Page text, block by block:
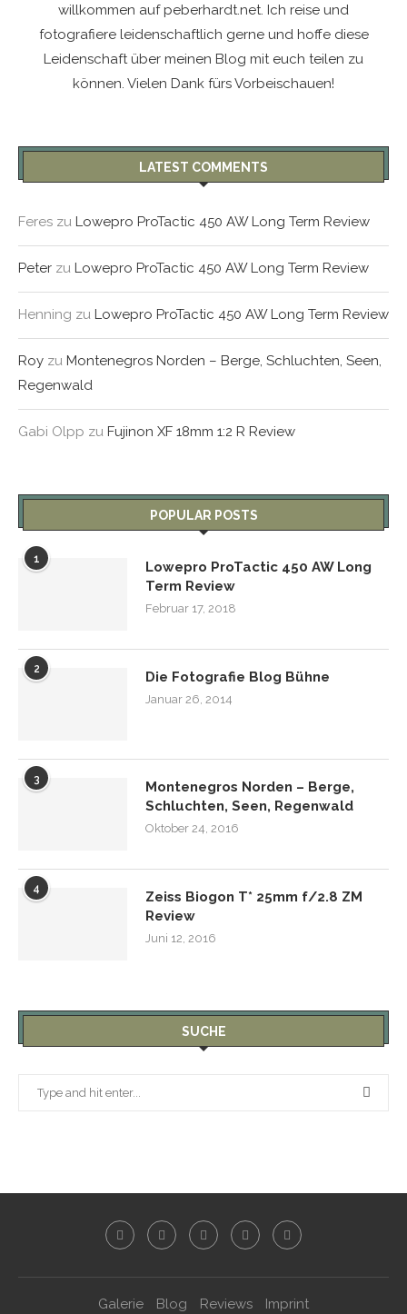
willkommen auf peberhardt.net. Ich reise und
fotografiere leidenschaftlich gerne und hoffe diese
Leidenschaft über meinen Blog mit euch teilen zu
können. Vielen Dank fürs Vorbeischauen!
LATEST COMMENTS
Feres zu Lowepro ProTactic 450 AW Long Term Review
Peter zu Lowepro ProTactic 450 AW Long Term Review
Henning zu Lowepro ProTactic 450 AW Long Term Review
Roy zu Montenegros Norden – Berge, Schluchten, Seen,
Regenwald
Gabi Olpp zu Fujinon XF 18mm 1:2 R Review
POPULAR POSTS
1
Lowepro ProTactic 450 AW Long
Term Review
Februar 17, 2018
2 Die Fotografie Blog Bühne
Januar 26, 2014
3
Montenegros Norden – Berge,
Schluchten, Seen, Regenwald
Oktober 24, 2016
4
Zeiss Biogon T* 25mm f/2.8 ZM
Review
Juni 12, 2016
SUCHE
Galerie Blog Reviews Imprint